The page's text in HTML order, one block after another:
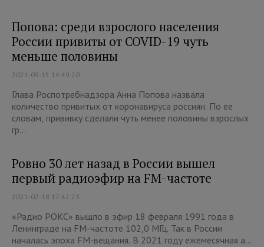
Попова: среди взрослого населения
России привиты от COVID-19 чуть
меньше половины
2021-09-15 14:49:20
Глава Роспотребнадзора Анна Попова назвала
количество привитых от коронавируса россиян. По ее
словам, прививку сделали чуть менее половины взрослых
гр...
Ровно 30 лет назад в России вышел
первый радиоэфир на FM-частоте
2021-02-18 17:42:23
«Радио РОКС» вышло в эфир 18 февраля 1991 года в
Ленинграде на FM-частоте 102,0 МГц. Так в России
началась эпоха FM-вещания. В 2021 году ежемесячная а...